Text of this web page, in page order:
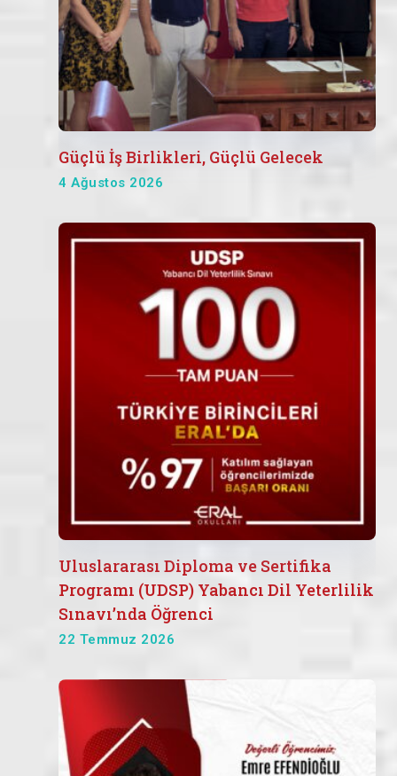
Güçlü İş Birlikleri, Güçlü Gelecek
4 Ağustos 2026
Uluslararası Diploma ve Sertifika
Programı (UDSP) Yabancı Dil Yeterlilik
Sınavı’nda Öğrenci
22 Temmuz 2026